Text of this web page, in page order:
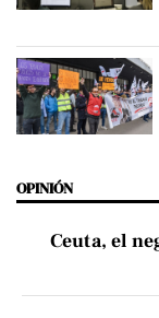
OPINIÓN
Ceuta, el